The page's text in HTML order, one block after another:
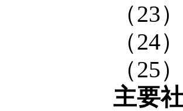
（23
（24
（25
主要